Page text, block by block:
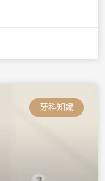
牙科知識